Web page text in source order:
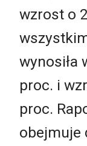
wzrost o
wynosiła
proc. i
proc.
obejmuje